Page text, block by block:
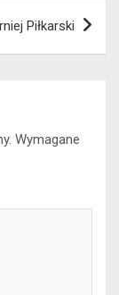
Piłkarski
Wymagane